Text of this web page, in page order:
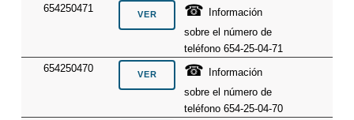
654250471
☎
Información
sobre el número de
teléfono 654-25-04-71
654250470
☎
Información
sobre el número de
teléfono 654-25-04-70